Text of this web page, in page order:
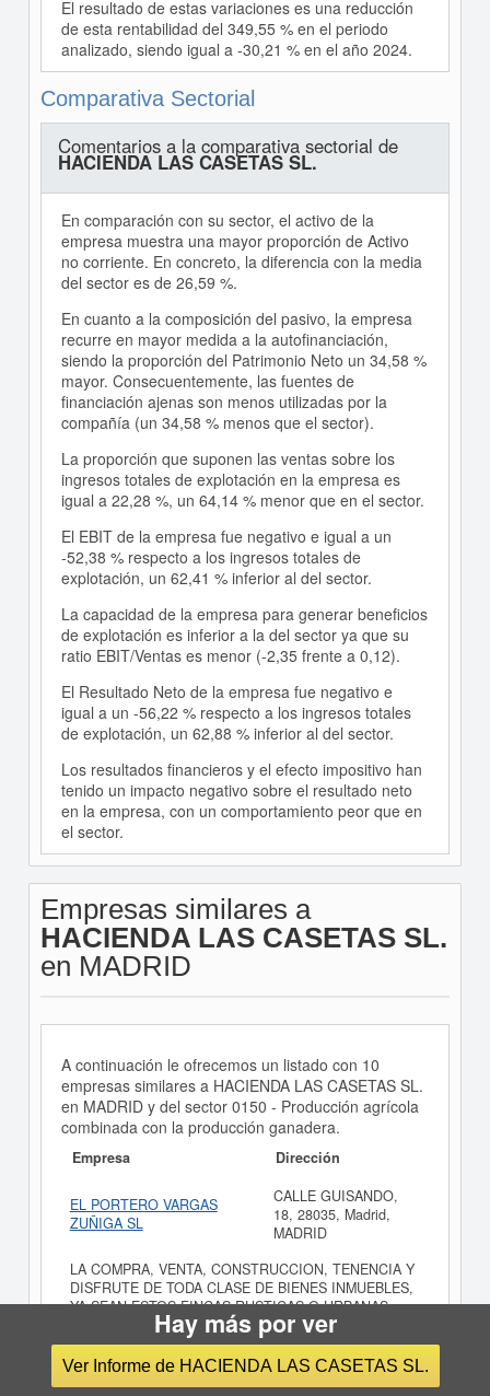
El resultado de estas variaciones es una reducción
de esta rentabilidad del 349,55 % en el periodo
analizado, siendo igual a -30,21 % en el año 2024.
Comparativa Sectorial
Comentarios a la comparativa sectorial de
HACIENDA LAS CASETAS SL.
En comparación con su sector, el activo de la
empresa muestra una mayor proporción de Activo
no corriente. En concreto, la diferencia con la media
del sector es de 26,59 %.
En cuanto a la composición del pasivo, la empresa
recurre en mayor medida a la autofinanciación,
siendo la proporción del Patrimonio Neto un 34,58 %
mayor. Consecuentemente, las fuentes de
financiación ajenas son menos utilizadas por la
compañía (un 34,58 % menos que el sector).
La proporción que suponen las ventas sobre los
ingresos totales de explotación en la empresa es
igual a 22,28 %, un 64,14 % menor que en el sector.
El EBIT de la empresa fue negativo e igual a un
-52,38 % respecto a los ingresos totales de
explotación, un 62,41 % inferior al del sector.
La capacidad de la empresa para generar beneficios
de explotación es inferior a la del sector ya que su
ratio EBIT/Ventas es menor (-2,35 frente a 0,12).
El Resultado Neto de la empresa fue negativo e
igual a un -56,22 % respecto a los ingresos totales
de explotación, un 62,88 % inferior al del sector.
Los resultados financieros y el efecto impositivo han
tenido un impacto negativo sobre el resultado neto
en la empresa, con un comportamiento peor que en
el sector.
Empresas similares a
HACIENDA LAS CASETAS SL.
en MADRID
A continuación le ofrecemos un listado con 10
empresas similares a HACIENDA LAS CASETAS SL.
en MADRID y del sector 0150 - Producción agrícola
combinada con la producción ganadera.
Empresa Dirección
EL PORTERO VARGAS
ZUÑIGA SL
CALLE GUISANDO,
18, 28035, Madrid,
MADRID
LA COMPRA, VENTA, CONSTRUCCION, TENENCIA Y
DISFRUTE DE TODA CLASE DE BIENES INMUEBLES,
YA SEAN ESTOS FINCAS RUSTICAS O URBANAS.
MONTE HIGUERAS SL
CALLE O'DONNELL,
22, 28009, Madrid,
Hay más por ver
Ver Informe de HACIENDA LAS CASETAS SL.